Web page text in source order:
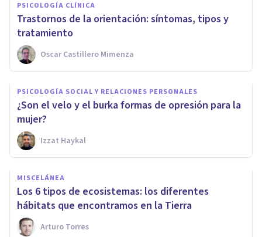
PSICOLOGÍA CLÍNICA
Trastornos de la orientación: síntomas, tipos y
tratamiento
Oscar Castillero Mimenza
PSICOLOGÍA SOCIAL Y RELACIONES PERSONALES
¿Son el velo y el burka formas de opresión para la
mujer?
Izzat Haykal
MISCELÁNEA
Los 6 tipos de ecosistemas: los diferentes
hábitats que encontramos en la Tierra
Arturo Torres